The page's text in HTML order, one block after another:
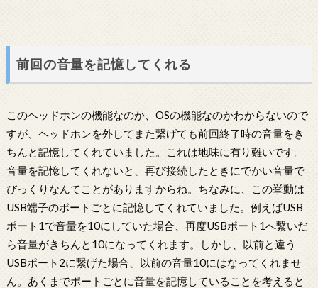
前回の音量を記憶してくれる
このヘッドホンの機能なのか、OSの機能なのかわからないので
すが、ヘッドホンを外してまた繋げても前回終了時の音量をき
ちんと記憶してくれていました。これは地味に有り難いです。
音量を記憶してくれないと、再び接続したときにでかい音量で
びっくりなんてことがありますからね。ちなみに、この挙動は
USB端子のポートごとに記憶してくれていました。例えばUSB
ポート1で音量を10にしていた場合、再度USBポート1へ繋いだ
ら音量がきちんと10になってくれます。しかし、以前と違う
USBポート2に繋げた場合、以前の音量10にはなってくれませ
ん。あくまでポートごとに音量を記憶していることを考えると